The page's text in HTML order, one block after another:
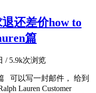
还差价how to
篇
/5.9k次浏览
可以写一封邮件， 给到
Lauren Customer